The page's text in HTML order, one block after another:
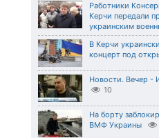
Работники
Керчи передали
украинским
В Керчи
концерт под
Новости. Вечер -
10
На борту
ВМФ Украины